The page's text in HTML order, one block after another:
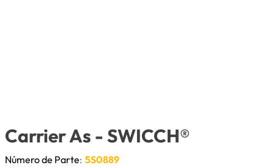
Carrier As - SWICCH®
Número de Parte: 5S0889